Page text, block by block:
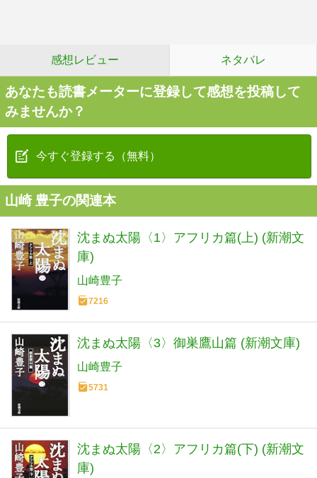
感想レビュー ネタバレ
あなたも読書メーターに登録して感想を投稿して
みませんか？
今すぐ登録する（無料）
山崎 豊子の関連本
沈まぬ太陽〈1〉アフリカ篇(上) (新潮文
庫)
山崎豊子
7216
沈まぬ太陽〈3〉御巣鷹山篇 (新潮文庫)
山崎豊子
5731
沈まぬ太陽〈2〉アフリカ篇(下) (新潮文
庫)